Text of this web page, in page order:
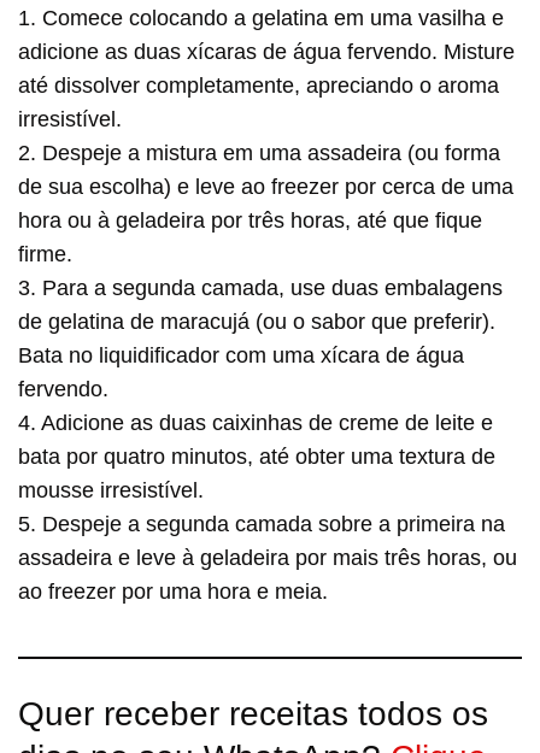
1. Comece colocando a gelatina em uma vasilha e
adicione as duas xícaras de água fervendo. Misture
até dissolver completamente, apreciando o aroma
irresistível.
2. Despeje a mistura em uma assadeira (ou forma
de sua escolha) e leve ao freezer por cerca de uma
hora ou à geladeira por três horas, até que fique
firme.
3. Para a segunda camada, use duas embalagens
de gelatina de maracujá (ou o sabor que preferir).
Bata no liquidificador com uma xícara de água
fervendo.
4. Adicione as duas caixinhas de creme de leite e
bata por quatro minutos, até obter uma textura de
mousse irresistível.
5. Despeje a segunda camada sobre a primeira na
assadeira e leve à geladeira por mais três horas, ou
ao freezer por uma hora e meia.
Quer receber receitas todos os